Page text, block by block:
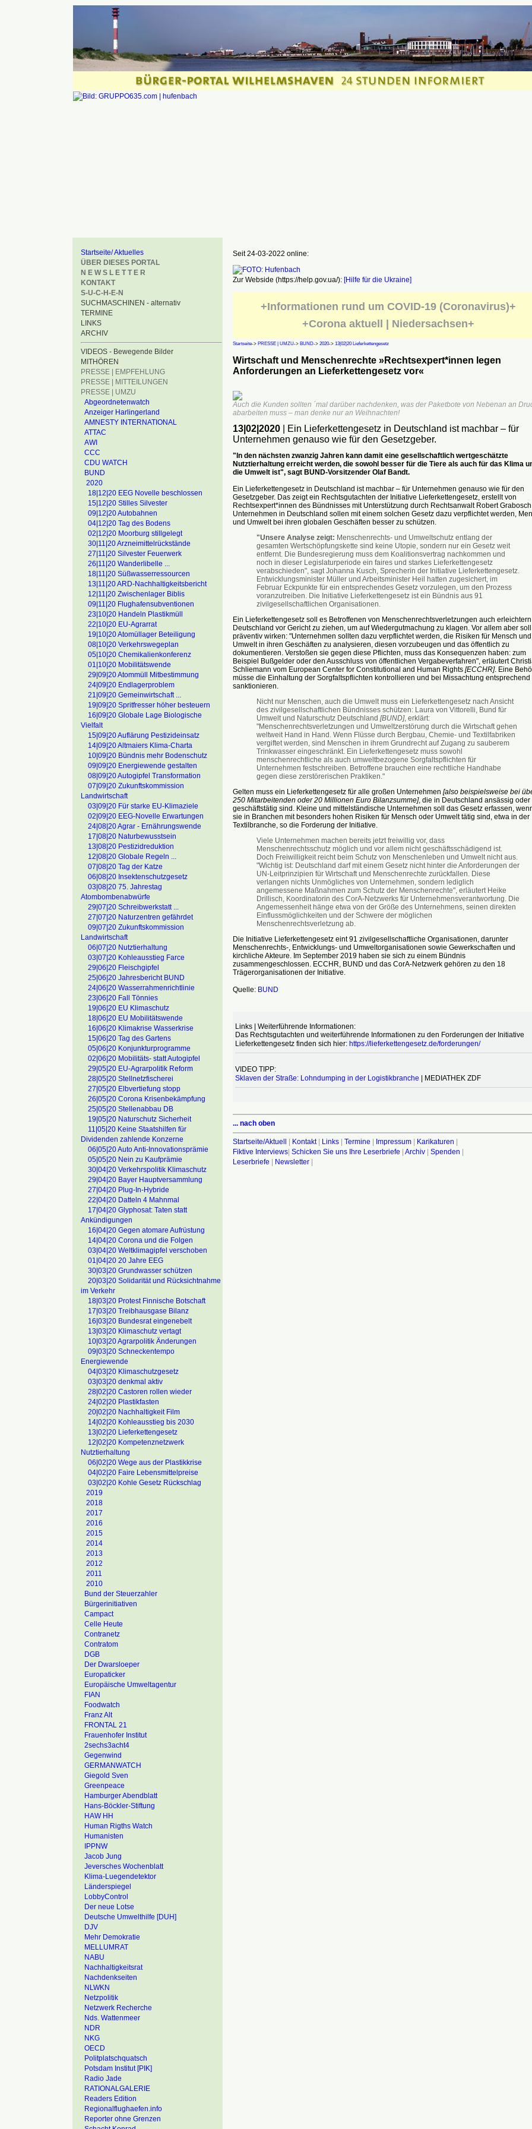
Startseite/ Aktuelles
ÜBER DIESES PORTAL
N E W S L E T T E R
KONTAKT
S-U-C-H-E-N
SUCHMASCHINEN - alternativ
TERMINE
LINKS
ARCHIV
VIDEOS - Bewegende Bilder
MITHÖREN
PRESSE | EMPFEHLUNG
PRESSE | MITTEILUNGEN
PRESSE | UMZU
Abgeordnetenwatch
Anzeiger Harlingerland
AMNESTY INTERNATIONAL
ATTAC
AWI
CCC
CDU WATCH
BUND
2020
18|12|20 EEG Novelle beschlossen
15|12|20 Stilles Silvester
09|12|20 Autobahnen
04|12|20 Tag des Bodens
02|12|20 Moorburg stillgelegt
30|11|20 Arzneimittelrückstände
27|11|20 Silvester Feuerwerk
26|11|20 Wanderlibelle ...
18|11|20 Süßwasserressourcen
13|11|20 ARD-Nachhaltigkeitsbericht
12|11|20 Zwischenlager Biblis
09|11|20 Flughafensubventionen
23|10|20 Handeln Plastikmüll
22|10|20 EU-Agrarrat
19|10|20 Atomüllager Beteiligung
08|10|20 Verkehrswegeplan
05|10|20 Chemikalienkonferenz
01|10|20 Mobilitätswende
29|09|20 Atommüll Mitbestimmung
24|09|20 Endlagerproblem
21|09|20 Gemeinwirtschaft ...
19|09|20 Spritfresser höher besteuern
16|09|20 Globale Lage Biologische
Vielfalt
15|09|20 Auflärung Pestizideinsatz
14|09|20 Altmaiers Klima-Charta
10|09|20 Bündnis mehr Bodenschutz
09|09|20 Energiewende gestalten
08|09|20 Autogipfel Transformation
07|09|20 Zukunftskommission
Landwirtschaft
03|09|20 Für starke EU-Klimaziele
02|09|20 EEG-Novelle Erwartungen
24|08|20 Agrar - Ernährungswende
17|08|20 Naturbewusstsein
13|08|20 Pestizidreduktion
12|08|20 Globale Regeln ...
07|08|20 Tag der Katze
06|08|20 Insektenschutzgesetz
03|08|20 75. Jahrestag
Atombombenabwürfe
29|07|20 Schreibwerkstatt ...
27|07|20 Naturzentren gefährdet
09|07|20 Zukunftskommission
Landwirtschaft
06|07|20 Nutztierhaltung
03|07|20 Kohleausstieg Farce
29|06|20 Fleischgipfel
25|06|20 Jahresbericht BUND
24|06|20 Wasserrahmenrichtlinie
23|06|20 Fall Tönnies
19|06|20 EU Klimaschutz
18|06|20 EU Mobilitätswende
16|06|20 Klimakrise Wasserkrise
15|06|20 Tag des Gartens
05|06|20 Konjunkturprogramme
02|06|20 Mobilitäts- statt Autogipfel
29|05|20 EU-Agrarpolitik Reform
28|05|20 Stellnetzfischerei
27|05|20 Elbvertiefung stopp
26|05|20 Corona Krisenbekämpfung
25|05|20 Stellenabbau DB
19|05|20 Naturschutz Sicherheit
11|05|20 Keine Staatshilfen für
Dividenden zahlende Konzerne
06|05|20 Auto Anti-Innovationsprämie
05|05|20 Nein zu Kaufprämie
30|04|20 Verkehrspolitik Klimaschutz
29|04|20 Bayer Hauptversammlung
27|04|20 Plug-In-Hybride
22|04|20 Datteln 4 Mahnmal
17|04|20 Glyphosat: Taten statt
Ankündigungen
16|04|20 Gegen atomare Aufrüstung
14|04|20 Corona und die Folgen
03|04|20 Weltklimagipfel verschoben
01|04|20 20 Jahre EEG
30|03|20 Grundwasser schützen
20|03|20 Solidarität und Rücksichtnahme
im Verkehr
18|03|20 Protest Finnische Botschaft
17|03|20 Treibhausgase Bilanz
16|03|20 Bundesrat eingenebelt
13|03|20 Klimaschutz vertagt
10|03|20 Agrarpolitik Änderungen
09|03|20 Schneckentempo
Energiewende
04|03|20 Klimaschutzgesetz
03|03|20 denkmal aktiv
28|02|20 Castoren rollen wieder
24|02|20 Plastikfasten
20|02|20 Nachhaltigkeit Film
14|02|20 Kohleausstieg bis 2030
13|02|20 Lieferkettengesetz
12|02|20 Kompetenznetzwerk
Nutztierhaltung
06|02|20 Wege aus der Plastikkrise
04|02|20 Faire Lebensmittelpreise
03|02|20 Kohle Gesetz Rückschlag
2019
2018
2017
2016
2015
2014
2013
2012
2011
2010
Bund der Steuerzahler
Bürgerinitiativen
Campact
Celle Heute
Contranetz
Contratom
DGB
Der Dwarsloeper
Europaticker
Europäische Umweltagentur
FIAN
Foodwatch
Franz Alt
FRONTAL 21
Frauenhofer Institut
2sechs3acht4
Gegenwind
GERMANWATCH
Giegold Sven
Greenpeace
Hamburger Abendblatt
Hans-Böckler-Stiftung
HAW HH
Human Rigths Watch
Humanisten
IPPNW
Jacob Jung
Jeversches Wochenblatt
Klima-Luegendetektor
Länderspiegel
LobbyControl
Der neue Lotse
Deutsche Umwelthilfe [DUH]
DJV
Mehr Demokratie
MELLUMRAT
NABU
Nachhaltigkeitsrat
Nachdenkseiten
NLWKN
Netzpolitik
Netzwerk Recherche
Nds. Wattenmeer
NDR
NKG
OECD
Politplatschquatsch
Potsdam Institut [PIK]
Radio Jade
RATIONALGALERIE
Readers Edition
Regionalflughaefen.info
Reporter ohne Grenzen
Seit 24-03-2022 online:
Zur Webside (https://help.gov.ua/): [Hilfe für die Ukraine]
+Informationen rund um COVID-19 (Coronavirus)+
+Corona aktuell | Niedersachsen+
Startseite-> PRESSE | UMZU-> BUND-> 2020-> 13|02|20 Lieferkettengesetz
Wirtschaft und Menschenrechte »Rechtsexpert*innen legen
Anforderungen an Lieferkettengesetz vor«
Auch die Kunden sollten ´mal darüber nachdenken, was der Paketbote von Nebenan an
abarbeiten muss – man denke nur an Weihnachten!
13|02|2020| Ein Lieferkettengesetz in Deutschland ist machbar – für
Unternehmen genauso wie für den Gesetzgeber.
"In den nächsten zwanzig Jahren kann damit eine gesellschaftlich wertgeschätzte
Nutztierhaltung erreicht werden, die sowohl besser für die Tiere als auch für das Klima
die Umwelt ist", sagt BUND-Vorsitzender Olaf Bandt.
Ein Lieferkettengesetz in Deutschland ist machbar – für Unternehmen genauso wie für den
Gesetzgeber. Das zeigt ein Rechtsgutachten der Initiative Lieferkettengesetz, erstellt von
Rechtsexpert*innen des Bündnisses mit Unterstützung durch Rechtsanwalt Robert
Unternehmen in Deutschland sollen mit einem solchen Gesetz dazu verpflichtet werden,
und Umwelt bei ihren globalen Geschäften besser zu schützen.
"Unsere Analyse zeigt: Menschenrechts- und Umweltschutz entlang der
gesamten Wertschöpfungskette sind keine Utopie, sondern nur ein Gesetz weit
entfernt. Die Bundesregierung muss dem Koalitionsvertrag nachkommen und
noch in dieser Legislaturperiode ein faires und starkes Lieferkettengesetz
verabschieden", sagt Johanna Kusch, Sprecherin der Initiative Lieferkettengesetz.
Entwicklungsminister Müller und Arbeitsminister Heil hatten zugesichert, im
Februar Eckpunkte für ein entsprechendes Gesetz vorzulegen, um den Prozess
voranzutreiben. Die Initiative Lieferkettengesetz ist ein Bündnis aus 91
zivilgesellschaftlichen Organisationen.
Ein Lieferkettengesetz soll es Betroffenen von Menschenrechtsverletzungen auch
Deutschland vor Gericht zu ziehen, um auf Wiedergutmachung zu klagen. Vor allem aber
präventiv wirken: "Unternehmen sollten dazu verpflichtet werden, die Risiken für Mensch und
Umwelt in ihren Geschäften zu analysieren, diesen vorzubeugen und das öffentlich zu
dokumentieren. Verstoßen sie gegen diese Pflichten, muss das Konsequenzen haben: zum
Beispiel Bußgelder oder den Ausschluss von öffentlichen Vergabeverfahren", erläutert
Schliemann vom European Center for Constitutional and Human Rights [ECCHR]. Eine
müsse die Einhaltung der Sorgfaltspflichten kontrollieren und bei Missachtung entsprechend
sanktionieren.
Nicht nur Menschen, auch die Umwelt muss ein Lieferkettengesetz nach Ansicht
des zivilgesellschaftlichen Bündnisses schützen: Laura von Vittorelli, Bund für
Umwelt und Naturschutz Deutschland [BUND], erklärt:
"Menschenrechtsverletzungen und Umweltzerstörung durch die Wirtschaft gehen
weltweit Hand in Hand. Wenn Flüsse durch Bergbau, Chemie- und Textilfabriken
vergiftet werden, sind Menschen in ihrem Grundrecht auf Zugang zu sauberem
Trinkwasser eingeschränkt. Ein Lieferkettengesetz muss sowohl
menschenrechtliche als auch umweltbezogene Sorgfaltspflichten für
Unternehmen festschreiben. Betroffene brauchen eine rechtliche Handhabe
gegen diese zerstörerischen Praktiken."
Gelten muss ein Lieferkettengesetz für alle großen Unternehmen [also beispielsweise bei
250 Mitarbeitenden oder 20 Millionen Euro Bilanzsumme], die in Deutschland ansässig oder
geschäftstätig sind. Kleine und mittelständische Unternehmen soll das Gesetz erfassen,
sie in Branchen mit besonders hohen Risiken für Mensch oder Umwelt tätig sind, etwa in der
Textilbranche, so die Forderung der Initiative.
Viele Unternehmen machen bereits jetzt freiwillig vor, dass
Menschenrechtsschutz möglich und vor allem nicht geschäftsschädigend ist.
Doch Freiwilligkeit reicht beim Schutz von Menschenleben und Umwelt nicht aus.
"Wichtig ist: Deutschland darf mit einem Gesetz nicht hinter die Anforderungen der
UN-Leitprinzipien für Wirtschaft und Menschenrechte zurückfallen. Diese
verlangen nichts Unmögliches von Unternehmen, sondern lediglich
angemessene Maßnahmen zum Schutz der Menschenrechte", erläutert Heike
Drillisch, Koordinatorin des CorA-Netzwerks für Unternehmensverantwortung. Die
Angemessenheit hänge etwa von der Größe des Unternehmens, seinen direkten
Einflussmöglichkeiten und der Schwere der möglichen
Menschenrechtsverletzung ab.
Die Initiative Lieferkettengesetz eint 91 zivilgesellschaftliche Organisationen, darunter
Menschenrechts-, Entwicklungs- und Umweltorganisationen sowie Gewerkschaften und
kirchliche Akteure. Im September 2019 haben sie sich zu einem Bündnis
zusammengeschlossen. ECCHR, BUND und das CorA-Netzwerk gehören zu den 18
Trägerorganisationen der Initiative.
Quelle: BUND
Links | Weiterführende Informationen:
Das Rechtsgutachten und weiterführende Informationen zu den Forderungen der Initiative
Lieferkettengesetz finden sich hier: https://lieferkettengesetz.de/forderungen/
VIDEO TIPP:
Sklaven der Straße: Lohndumping in der Logistikbranche | MEDIATHEK ZDF
... nach oben
Startseite/Aktuell | Kontakt| Links| Termine | Impressum| Karikaturen |
Fiktive Interviews| Schicken Sie uns Ihre Leserbriefe | Archiv| Spenden |
Leserbriefe | Newsletter|